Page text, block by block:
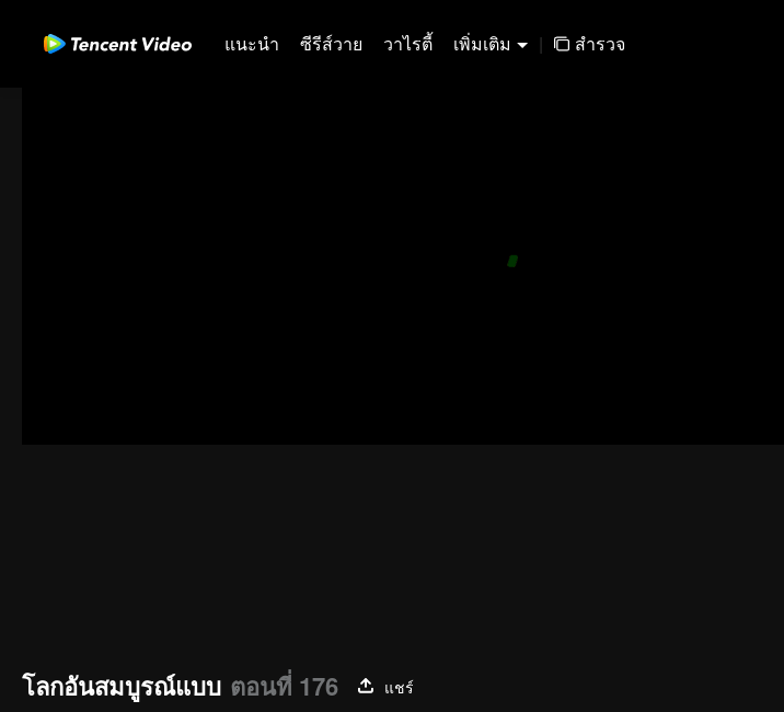
แนะนำ ซีรีส์วาย วาไรตี้ เพิ่มเติม | สำรวจ
โลกอันสมบูรณ์แบบ ตอนที่ 176
แชร์